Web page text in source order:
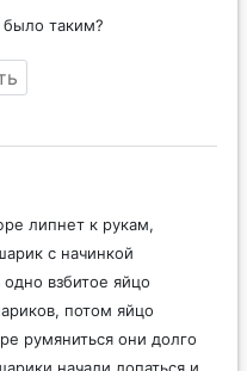
таким?
липнет к рукам,
с начинкой
взбитое яйцо
потом яйцо
румяниться они долго